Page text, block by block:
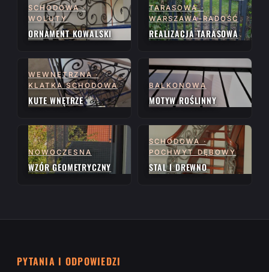
SCHODOWA ·
WOLUTY
ORNAMENT KOWALSKI
TARASOWA ·
WARSZAWA-RADOŚĆ
REALIZACJA TARASOWA
WEWNĘTRZNA ·
KLATKA SCHODOWA
KUTE WNĘTRZE
BALKONOWA
MOTYW ROŚLINNY
NOWOCZESNA
WZÓR GEOMETRYCZNY
SCHODOWA ·
POCHWYT DĘBOWY
STAL I DREWNO
PYTANIA I ODPOWIEDZI